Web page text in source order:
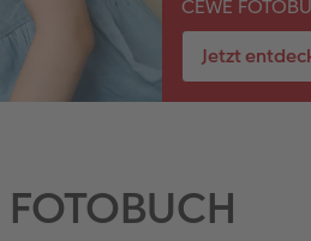
CEWE
Jetzt